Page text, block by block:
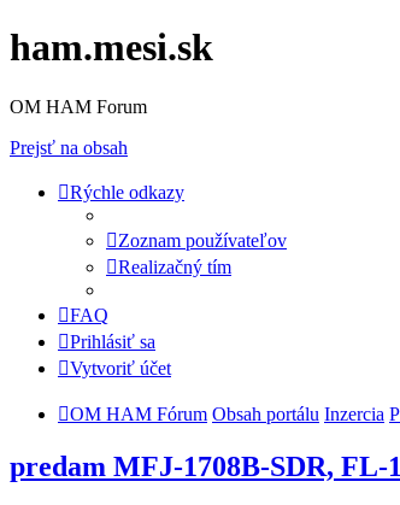
ham.mesi.sk
OM HAM Forum
Prejsť na obsah
Rýchle odkazy
Zoznam používateľov
Realizačný tím
FAQ
Prihlásiť sa
Vytvoriť účet
OM HAM Fórum Obsah portálu Inzercia
predam MFJ-1708B-SDR, FL-